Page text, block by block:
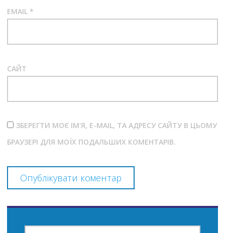
EMAIL *
САЙТ
ЗБЕРЕГТИ МОЄ ІМ'Я, E-MAIL, ТА АДРЕСУ САЙТУ В ЦЬОМУ
БРАУЗЕРІ ДЛЯ МОЇХ ПОДАЛЬШИХ КОМЕНТАРІВ.